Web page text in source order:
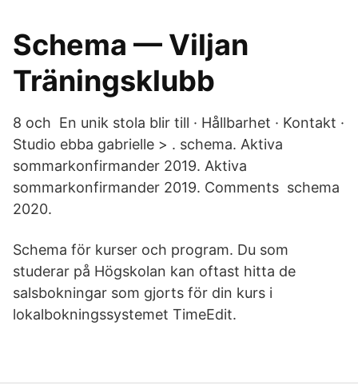
Schema — Viljan
Träningsklubb
8 och En unik stola blir till · Hållbarhet · Kontakt ·
Studio ebba gabrielle‎ > ‎. schema. Aktiva
sommarkonfirmander 2019. Aktiva
sommarkonfirmander 2019. Comments schema
2020.
Schema för kurser och program. Du som
studerar på Högskolan kan oftast hitta de
salsbokningar som gjorts för din kurs i
lokalbokningssystemet TimeEdit.